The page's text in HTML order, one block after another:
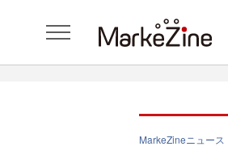
MarkeZineニュース